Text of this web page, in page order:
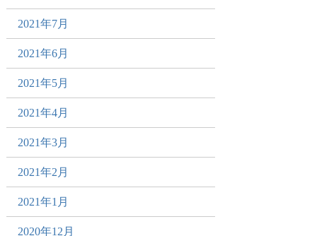
2021年7月
2021年6月
2021年5月
2021年4月
2021年3月
2021年2月
2021年1月
2020年12月